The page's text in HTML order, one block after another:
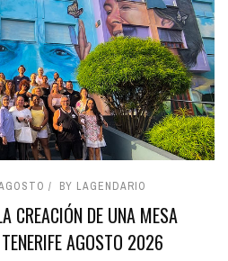
BY LAGENDARIO
CREACIÓN DE UNA MESA
AGOSTO 2026